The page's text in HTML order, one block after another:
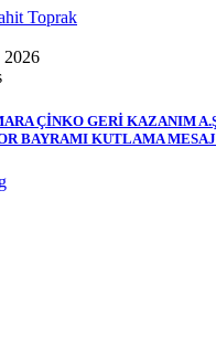
Toprak
2026
ÇİNKO GERİ KAZANIM
BAYRAMI KUTLAMA